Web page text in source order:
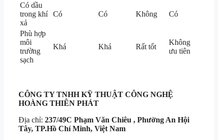
Có dầu
trong khí
xả
Có Có Không Có
Phù hợp
môi
trường
sạch
Khá Khá Rất tốt
Không
ưu tiên
CÔNG TY TNHH KỸ THUẬT CÔNG NGHỆ
HOÀNG THIÊN PHÁT
Địa chỉ: 237/49C Phạm Văn Chiêu , Phường An Hội
Tây, TP.Hồ Chí Minh, Việt Nam